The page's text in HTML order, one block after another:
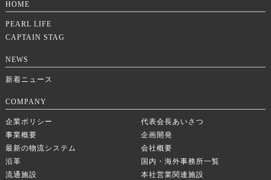
HOME
PEARL LIFE
CAPTAIN STAG
NEWS
新着ニュース
COMPANY
企業ポリシー
代表会長あいさつ
事業概要
企画開発
最新の物流システム
会社概要
沿革
国内・海外事務所一覧
流通施設
本社営業関連施設